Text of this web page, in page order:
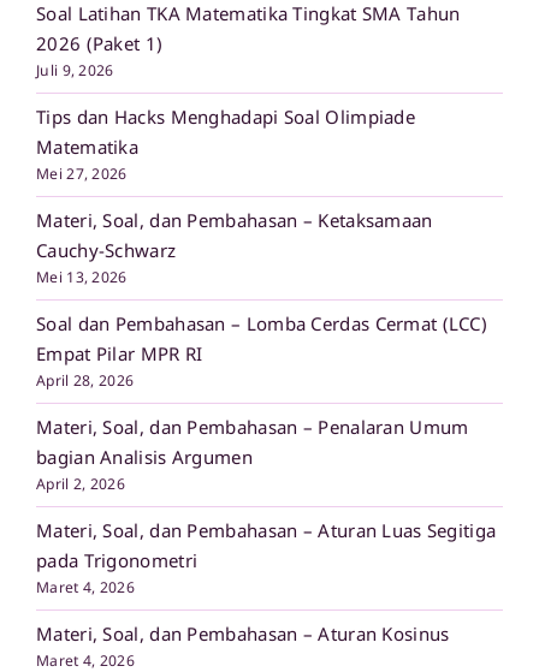
Soal Latihan TKA Matematika Tingkat SMA Tahun
2026 (Paket 1)
Juli 9, 2026
Tips dan Hacks Menghadapi Soal Olimpiade
Matematika
Mei 27, 2026
Materi, Soal, dan Pembahasan – Ketaksamaan
Cauchy-Schwarz
Mei 13, 2026
Soal dan Pembahasan – Lomba Cerdas Cermat (LCC)
Empat Pilar MPR RI
April 28, 2026
Materi, Soal, dan Pembahasan – Penalaran Umum
bagian Analisis Argumen
April 2, 2026
Materi, Soal, dan Pembahasan – Aturan Luas Segitiga
pada Trigonometri
Maret 4, 2026
Materi, Soal, dan Pembahasan – Aturan Kosinus
Maret 4, 2026